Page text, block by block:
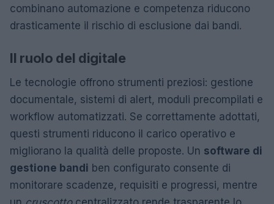
combinano automazione e competenza riducono
drasticamente il rischio di esclusione dai bandi.
Il ruolo del digitale
Le tecnologie offrono strumenti preziosi: gestione
documentale, sistemi di alert, moduli precompilati e
workflow automatizzati. Se correttamente adottati,
questi strumenti riducono il carico operativo e
migliorano la qualità delle proposte. Un software di
gestione bandi ben configurato consente di
monitorare scadenze, requisiti e progressi, mentre